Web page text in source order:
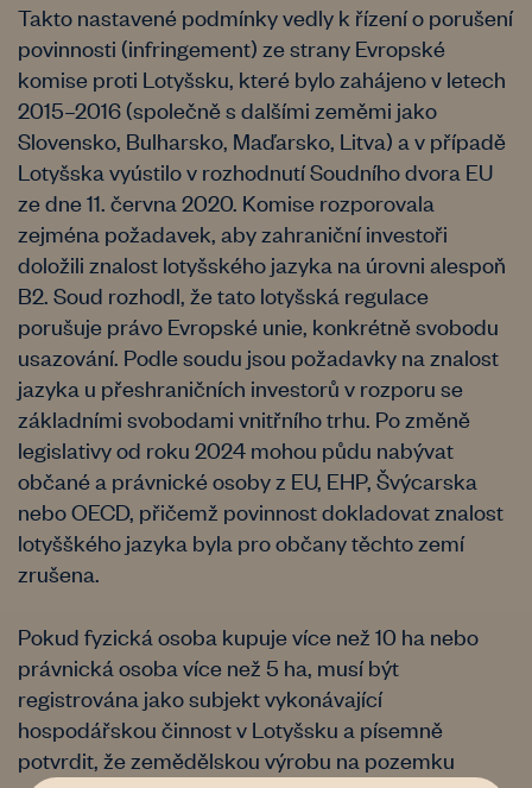
Takto nastavené podmínky vedly k řízení o porušení
povinnosti (infringement) ze strany Evropské
komise proti Lotyšsku, které bylo zahájeno v letech
2015–2016 (společně s dalšími zeměmi jako
Slovensko, Bulharsko, Maďarsko, Litva) a v případě
Lotyšska vyústilo v rozhodnutí Soudního dvora EU
ze dne 11. června 2020. Komise rozporovala
zejména požadavek, aby zahraniční investoři
doložili znalost lotyšského jazyka na úrovni alespoň
B2. Soud rozhodl, že tato lotyšská regulace
porušuje právo Evropské unie, konkrétně svobodu
usazování. Podle soudu jsou požadavky na znalost
jazyka u přeshraničních investorů v rozporu se
základními svobodami vnitřního trhu. Po změně
legislativy od roku 2024 mohou půdu nabývat
občané a právnické osoby z EU, EHP, Švýcarska
nebo OECD, přičemž povinnost dokladovat znalost
lotyšškého jazyka byla pro občany těchto zemí
zrušena.
Pokud fyzická osoba kupuje více než 10 ha nebo
právnická osoba více než 5 ha, musí být
registrována jako subjekt vykonávající
hospodářskou činnost v Lotyšsku a písemně
potvrdit, že zemědělskou výrobu na pozemku